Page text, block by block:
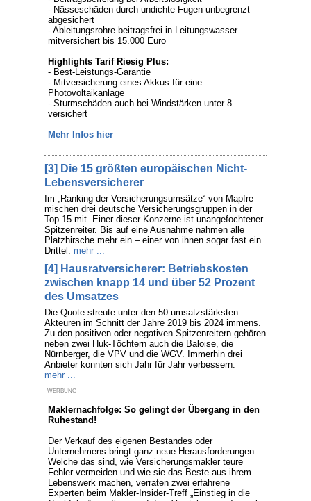
- Nässeschäden durch undichte Fugen unbegrenzt
abgesichert
- Ableitungsrohre beitragsfrei in Leitungswasser
mitversichert bis 15.000 Euro
Highlights Tarif Riesig Plus:
- Best-Leistungs-Garantie
- Mitversicherung eines Akkus für eine
Photovoltaikanlage
- Sturmschäden auch bei Windstärken unter 8
versichert
Mehr Infos hier
[3] Die 15 größten europäischen Nicht-
Lebensversicherer
Im „Ranking der Versicherungsumsätze“ von Mapfre
mischen drei deutsche Versicherungsgruppen in der
Top 15 mit. Einer dieser Konzerne ist unangefochtener
Spitzenreiter. Bis auf eine Ausnahme nahmen alle
Platzhirsche mehr ein – einer von ihnen sogar fast ein
Drittel. mehr ...
[4] Hausratversicherer: Betriebskosten
zwischen knapp 14 und über 52 Prozent
des Umsatzes
Die Quote streute unter den 50 umsatzstärksten
Akteuren im Schnitt der Jahre 2019 bis 2024 immens.
Zu den positiven oder negativen Spitzenreitern gehören
neben zwei Huk-Töchtern auch die Baloise, die
Nürnberger, die VPV und die WGV. Immerhin drei
Anbieter konnten sich Jahr für Jahr verbessern.
mehr ...
WERBUNG
Maklernachfolge: So gelingt der Übergang in den
Ruhestand!
Der Verkauf des eigenen Bestandes oder
Unternehmens bringt ganz neue Herausforderungen.
Welche das sind, wie Versicherungsmakler teure
Fehler vermeiden und wie sie das Beste aus ihrem
Lebenswerk machen, verraten zwei erfahrene
Experten beim Makler-Insider-Treff „Einstieg in die